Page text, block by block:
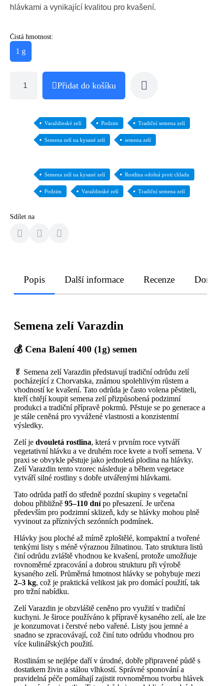
hlávkami a vynikající kvalitou pro kvašení.
Čistá hmotnost:
1 g
Přidat do košíku
Varaždinské zelí Podzim Tradiční semena zelí
Semena zelí na kysané zelí semena zelí
Semena zelí na kysané zelí Rostlina odolná proti chladu
Podzim Varaždinské zelí Tradiční semena zelí
Sdílet na
Popis Další informace Recenze
Semena zelí Varazdin
💰 Cena Balení 400 (1g) semen
🥬 Semena zelí Varazdin představují tradiční odrůdu zelí
pocházející z Chorvatska, známou spolehlivým růstem a
vhodností ke kvašení. Tato odrůda je často volena pěstiteli,
kteří chtějí koupit semena zelí přizpůsobená podzimní
produkci a tradiční přípravě pokrmů. Pěstuje se po generace a
je stále ceněná pro vyvážené vlastnosti a konzistentní
výsledky.
Zelí je dvouletá rostlina, která v prvním roce vytváří
vegetativní hlávku a ve druhém roce kvete a tvoří semena. V
praxi se obvykle pěstuje jako jednoletá plodina na hlávky.
Zelí Varazdin tento vzorec následuje a během vegetace
vytváří silné rostliny s dobře utvářenými hlávkami.
Tato odrůda patří do středně pozdní skupiny s vegetační
dobou přibližně 95–110 dnípo přesazení. Je určena
především pro podzimní sklizeň, kdy se hlávky mohou plně
vyvinout za příznivých sezónních podmínek.
Hlávky jsou ploché až mírně zploštělé, kompaktní a tvořené
tenkými listy s méně výraznou žilnatinou. Tato struktura listů
činí odrůdu zvláště vhodnou ke kvašení, protože umožňuje
rovnoměrné zpracování a dobrou strukturu při výrobě
kysaného zelí. Průměrná hmotnost hlávky se pohybuje mezi
2–3 kg, což je praktická velikost jak pro domácí použití, tak
pro tržní nabídku.
Zelí Varazdin je obzvláště ceněno pro využití v tradiční
kuchyni. Je široce používáno k přípravě kysaného zelí, ale lze
je konzumovat i čerstvé nebo vařené. Listy jsou jemné a
snadno se zpracovávají, což činí tuto odrůdu vhodnou pro
více kulinářských použití.
Rostlinám se nejlépe daří v úrodné, dobře připravené půdě s
dostatkem živin a stálou vlhkostí. Správné sponování a
pravidelná péče pomáhají zajistit rovnoměrnou tvorbu hlávek